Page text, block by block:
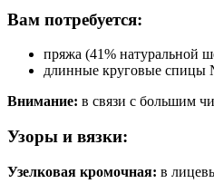
Вам потребуется:
пряжа (41% натуральной
длинные круговые спицы
Внимание: в связи с большим
Узоры и вязки:
Узелковая кромочная: в